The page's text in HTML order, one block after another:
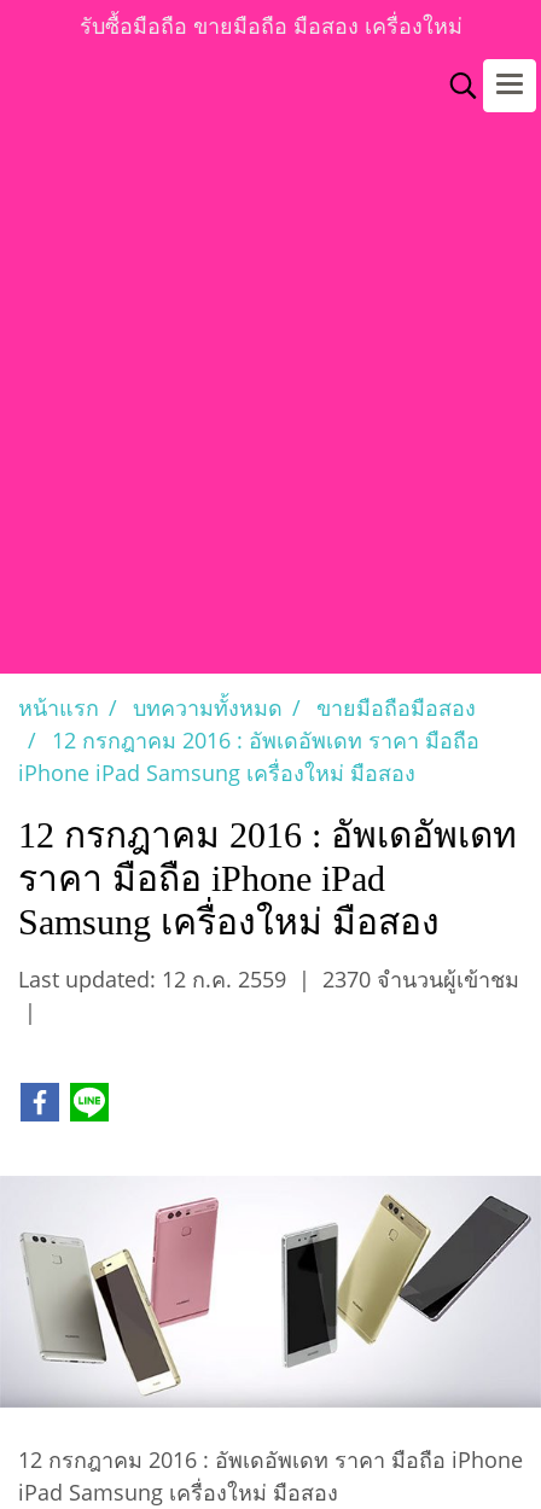
รับซื้อมือถือ ขายมือถือ มือสอง เครื่องใหม่
หน้าแรก บทความทั้งหมด
ขายมือถือมือสอง
12 กรกฎาคม 2016 : อัพเดอัพเดท ราคา มือถือ
iPhone iPad Samsung เครื่องใหม่ มือสอง
12 กรกฎาคม 2016 : อัพเดอัพเดท
ราคา มือถือ iPhone iPad
Samsung เครื่องใหม่ มือสอง
Last updated: 12 ก.ค. 2559 |
2370 จำนวนผู้เข้าชม
|
12 กรกฎาคม 2016 : อัพเดอัพเดท ราคา มือถือ iPhone
iPad Samsung เครื่องใหม่ มือสอง